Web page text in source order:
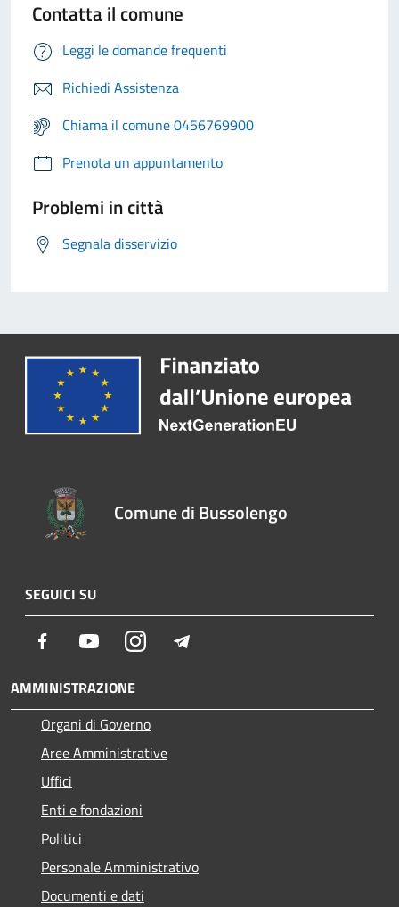
Contatta il comune
Leggi le domande frequenti
Richiedi Assistenza
Chiama il comune 0456769900
Prenota un appuntamento
Problemi in città
Segnala disservizio
Comune di Bussolengo
SEGUICI SU
Facebook YoutubeInstagram
AMMINISTRAZIONE
Organi di Governo
Aree Amministrative
Uffici
Enti e fondazioni
Politici
Personale Amministrativo
Documenti e dati